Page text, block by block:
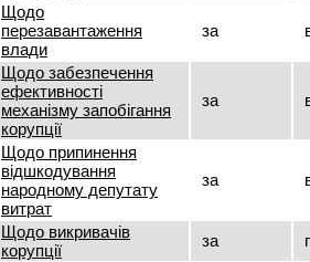
Щодо
перезавантаження
влади
за
Щодо забезпечення
ефективності
механізму запобігання
корупції
за
Щодо припинення
відшкодування
народному депутату
витрат
за
Щодо викривачів
корупції
за